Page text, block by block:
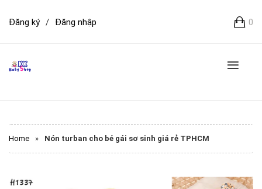
0
Đăng ký / Đăng nhập
Home » Nón turban cho bé gái sơ sinh giá rẻ TPHCM